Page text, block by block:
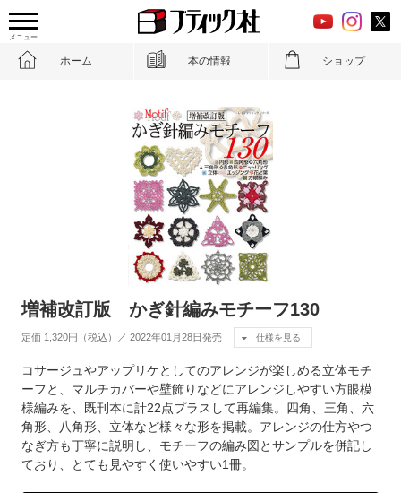
メニュー
ホーム 本の情報 ショップ
増補改訂版 かぎ針編みモチーフ130
定価 1,320円（税込）／ 2022年01月28日発売 仕様を見る
コサージュやアップリケとしてのアレンジが楽しめる立体モチ
ーフと、マルチカバーや壁飾りなどにアレンジしやすい方眼模
様編みを、既刊本に計22点プラスして再編集。四角、三角、六
角形、八角形、立体など様々な形を掲載。アレンジの仕方やつ
なぎ方も丁寧に説明し、モチーフの編み図とサンプルを併記し
ており、とても見やすく使いやすい1冊。